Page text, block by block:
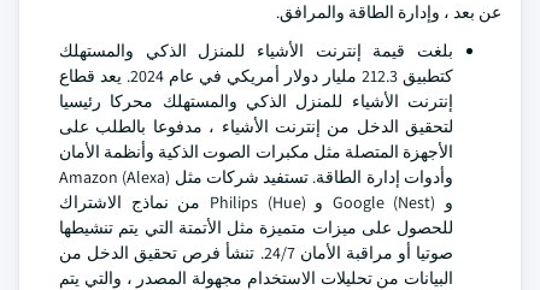
عن بعد ، وإدارة الطاقة والمرافق.
بلغت قيمة إنترنت الأشياء للمنزل الذكي والمستهلك
كتطبيق 212.3 مليار دولار أمريكي في عام 2024. يعد قطاع
إنترنت الأشياء للمنزل الذكي والمستهلك محركا رئيسيا
لتحقيق الدخل من إنترنت الأشياء ، مدفوعا بالطلب على
الأجهزة المتصلة مثل مكبرات الصوت الذكية وأنظمة الأمان
وأدوات إدارة الطاقة. تستفيد شركات مثل Amazon (Alexa)
و Google (Nest) و Philips (Hue) من نماذج الاشتراك
للحصول على ميزات متميزة مثل الأتمتة التي يتم تنشيطها
صوتيا أو مراقبة الأمان 24/7. تنشأ فرص تحقيق الدخل من
البيانات من تحليلات الاستخدام مجهولة المصدر ، والتي يتم